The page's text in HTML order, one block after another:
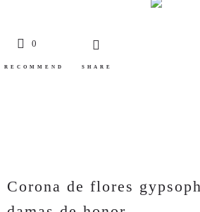
0
RECOMMEND SHARE
Corona de flores